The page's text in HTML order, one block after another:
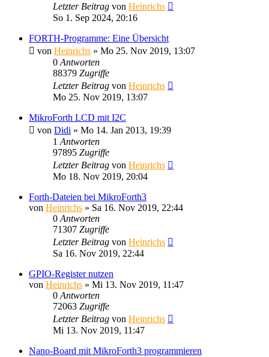
Letzter Beitrag von Heinrichs
So 1. Sep 2024, 20:16
FORTH-Programme: Eine Übersicht
von Heinrichs » Mo 25. Nov 2019, 13:07
0 Antworten
88379 Zugriffe
Letzter Beitrag von Heinrichs
Mo 25. Nov 2019, 13:07
MikroForth LCD mit I2C
von Didi » Mo 14. Jan 2013, 19:39
1 Antworten
97895 Zugriffe
Letzter Beitrag von Heinrichs
Mo 18. Nov 2019, 20:04
Forth-Dateien bei MikroForth3
von Heinrichs » Sa 16. Nov 2019, 22:44
0 Antworten
71307 Zugriffe
Letzter Beitrag von Heinrichs
Sa 16. Nov 2019, 22:44
GPIO-Register nutzen
von Heinrichs » Mi 13. Nov 2019, 11:47
0 Antworten
72063 Zugriffe
Letzter Beitrag von Heinrichs
Mi 13. Nov 2019, 11:47
Nano-Board mit MikroForth3 programmieren